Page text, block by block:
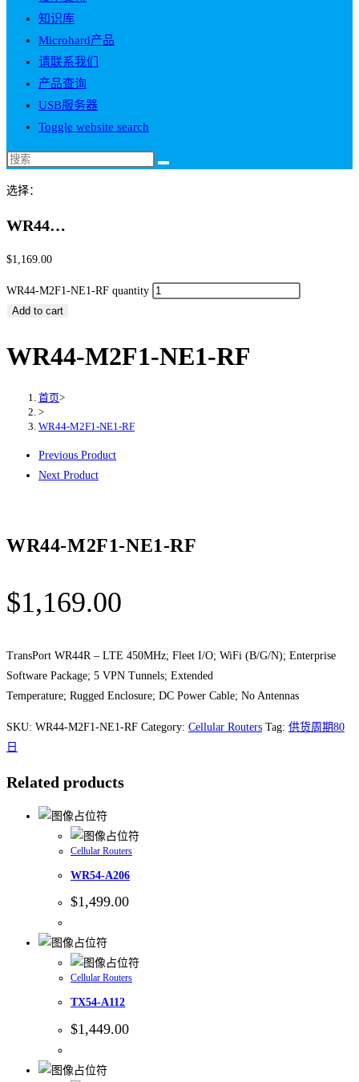
知识库
Microhard产品
请联系我们
产品查询
USB服务器
Toggle website search
选择：
WR44…
$1,169.00
WR44-M2F1-NE1-RF quantity
Add to cart
WR44-M2F1-NE1-RF
首页>
>
WR44-M2F1-NE1-RF
Previous Product
Next Product
WR44-M2F1-NE1-RF
$1,169.00
TransPort WR44R – LTE 450MHz; Fleet I/O; WiFi (B/G/N); Enterprise
Software Package; 5 VPN Tunnels; Extended
Temperature; Rugged Enclosure; DC Power Cable; No Antennas
SKU: WR44-M2F1-NE1-RF Category: Cellular Routers Tag: 供货周期80
日
Related products
Cellular Routers
WR54-A206
$1,499.00
Cellular Routers
TX54-A112
$1,449.00